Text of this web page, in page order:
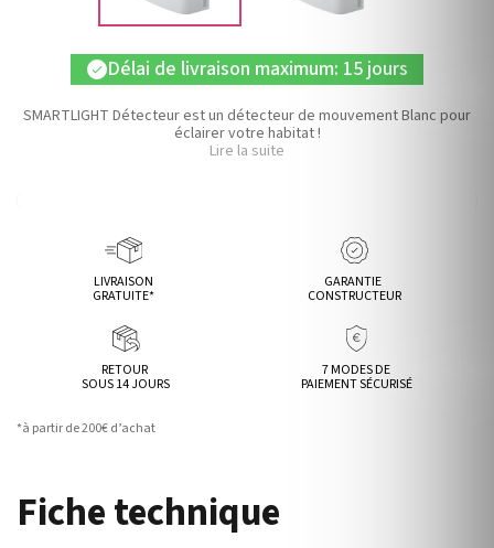
check Délai de livraison maximum: 15 jours
SMARTLIGHT Détecteur est un détecteur de mouvement Blanc pour
éclairer votre habitat !
Lire la suite
LIVRAISON
GRATUITE*
GARANTIE
CONSTRUCTEUR
RETOUR
SOUS 14 JOURS
7 MODES DE
PAIEMENT SÉCURISÉ
*à partir de 200€ d’achat
Fiche technique